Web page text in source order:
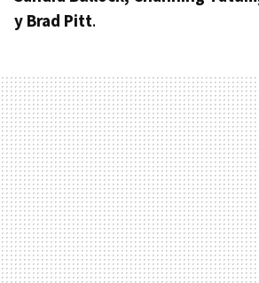
y Brad Pitt.